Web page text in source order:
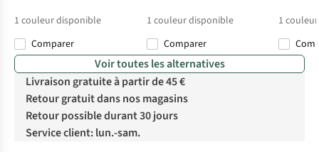
1 couleur disponible
Comparer
1 couleur disponible
Comparer
1
Voir toutes les alternatives
Livraison gratuite à partir de 45 €
Retour gratuit dans nos magasins
Retour possible durant 30 jours
Service client: lun.-sam.